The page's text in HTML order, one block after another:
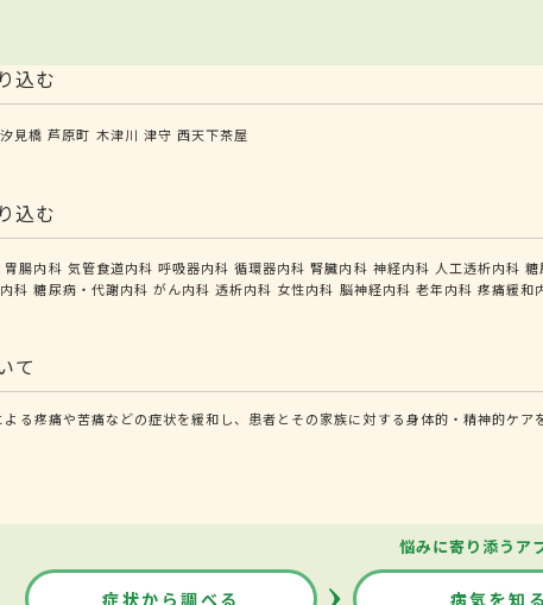
込む
汐見橋 芦原町 木津川 津守 西天下茶屋
込む
胃腸内科 気管食道内科 呼吸器内科 循環器内科 腎臓内科 神経内科 人工透析内科 糖
科 糖尿病・代謝内科 がん内科 透析内科 女性内科 脳神経内科 老年内科 疼痛緩和
て
る疼痛や苦痛などの症状を緩和し、患者とその家族に対する身体的・精神的ケア
悩みに寄り添うア
症状から調べる 病気を知る